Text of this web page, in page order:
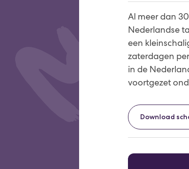
Al meer dan
Nederlandse
een
zaterdagen
in de
voortgezet
Download